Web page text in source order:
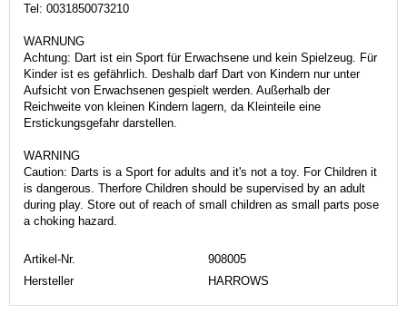
Tel: 0031850073210
WARNUNG
Achtung: Dart ist ein Sport für Erwachsene und kein Spielzeug. Für
Kinder ist es gefährlich. Deshalb darf Dart von Kindern nur unter
Aufsicht von Erwachsenen gespielt werden. Außerhalb der
Reichweite von kleinen Kindern lagern, da Kleinteile eine
Erstickungsgefahr darstellen.
WARNING
Caution: Darts is a Sport for adults and it's not a toy. For Children it
is dangerous. Therfore Children should be supervised by an adult
during play. Store out of reach of small children as small parts pose
a choking hazard.
Artikel-Nr.
908005
Hersteller
HARROWS